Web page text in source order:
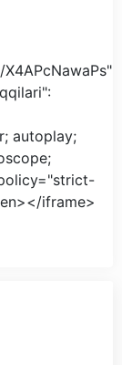
autoplay;
iframe>